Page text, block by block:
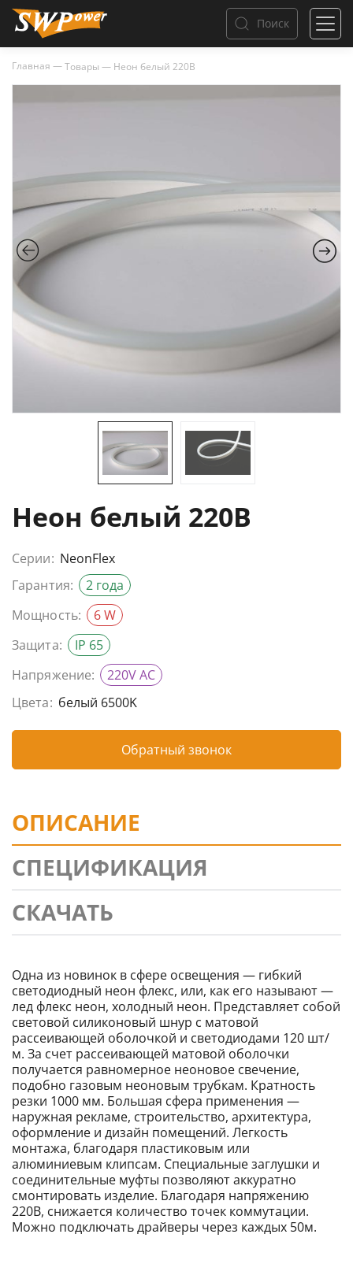
Поиск
Главная —Товары — Неон белый 220В
Неон белый 220В
Серии: NeonFlex
Гарантия:
2 года
Мощность:
6 W
Защита:
IP 65
Напряжение:
220V AC
Цвета: белый 6500K
Обратный звонок
ОПИСАНИЕ
СПЕЦИФИКАЦИЯ
СКАЧАТЬ
Одна из новинок в сфере освещения — гибкий
светодиодный неон флекс, или, как его называют —
лед флекс неон, холодный неон. Представляет собой
световой силиконовый шнур с матовой
рассеивающей оболочкой и светодиодами 120 шт/
м. За счет рассеивающей матовой оболочки
получается равномерное неоновое свечение,
подобно газовым неоновым трубкам. Кратность
резки 1000 мм. Большая сфера применения —
наружная рекламе, строительство, архитектура,
оформление и дизайн помещений. Легкость
монтажа, благодаря пластиковым или
алюминиевым клипсам. Специальные заглушки и
соединительные муфты позволяют аккуратно
смонтировать изделие. Благодаря напряжению
220В, снижается количество точек коммутации.
Можно подключать драйверы через каждых 50м.